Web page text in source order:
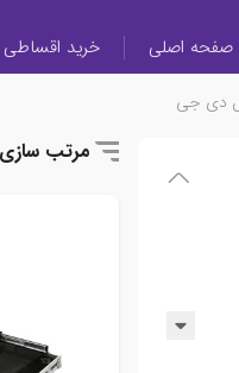
صفحه اصلی خرید اقساطی
دی جی
مرتب سازی